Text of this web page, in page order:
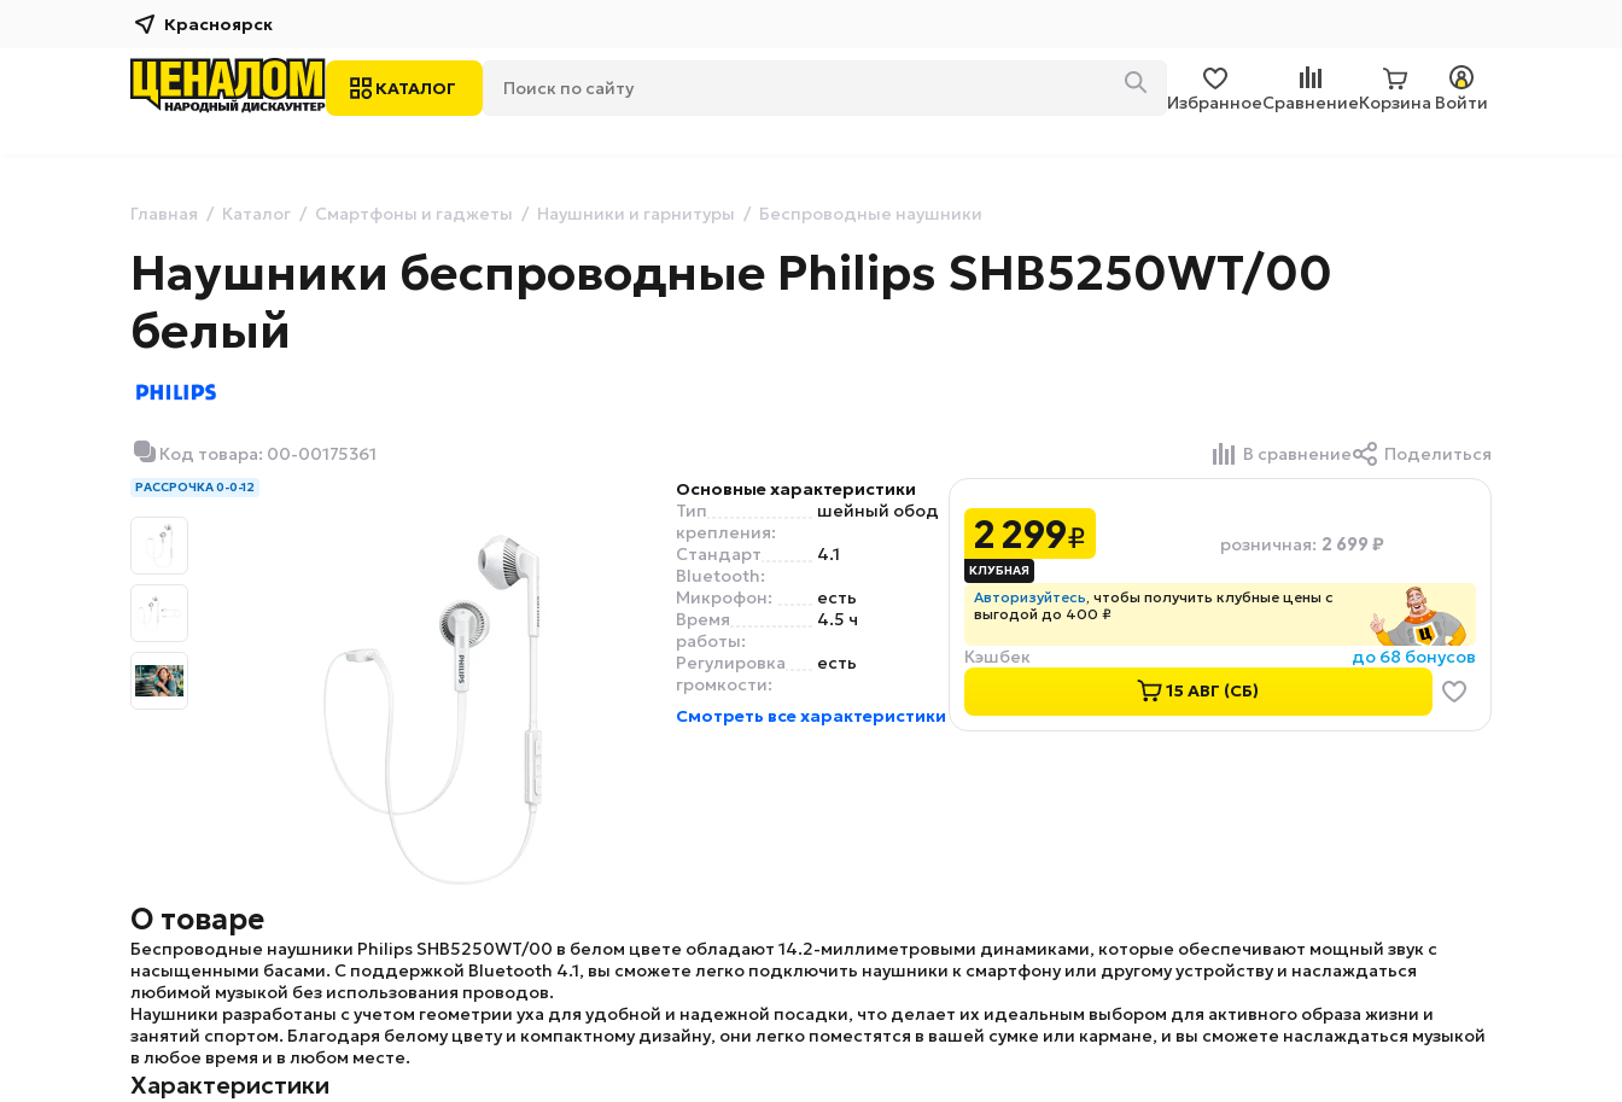
Красноярск
КАТАЛОГ
ИзбранноеСравнениеКорзина Войти
Главная Каталог Смартфоны и гаджеты Наушники и гарнитуры Беспроводные наушники
Наушники беспроводные Philips SHB5250WT/00
белый
Код товара: 00-00175361 В сравнение Поделиться
РАССРОЧКА 0-0-12
Основные характеристики
Тип
крепления:
шейный обод
Стандарт
Bluetooth:
4.1
Микрофон:
есть
Время
работы:
4.5 ч
Регулировка
громкости:
есть
Смотреть все характеристики
2 299₽ розничная: 2 699 ₽
Авторизуйтесь, чтобы получить клубные цены с
выгодой до 400 ₽
Кэшбек
до 68 бонусов
15 АВГ (СБ)
О товаре
Беспроводные наушники Philips SHB5250WT/00 в белом цвете обладают 14.2-миллиметровыми динамиками, которые обеспечивают мощный звук с
насыщенными басами. С поддержкой Bluetooth 4.1, вы сможете легко подключить наушники к смартфону или другому устройству и наслаждаться
любимой музыкой без использования проводов.
Наушники разработаны с учетом геометрии уха для удобной и надежной посадки, что делает их идеальным выбором для активного образа жизни и
занятий спортом. Благодаря белому цвету и компактному дизайну, они легко поместятся в вашей сумке или кармане, и вы сможете наслаждаться музыкой
в любое время и в любом месте.
Характеристики